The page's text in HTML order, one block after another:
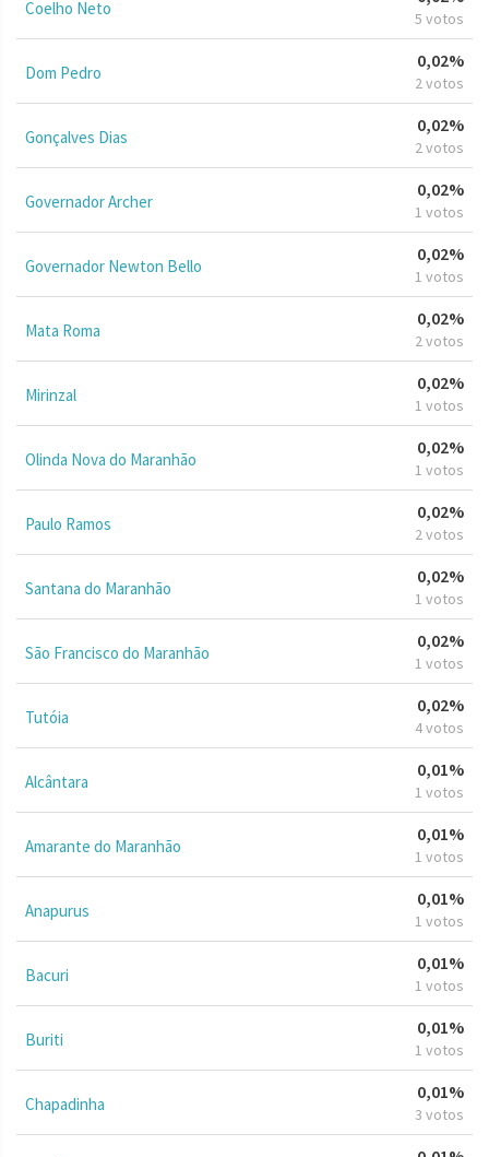
Coelho Neto 5 votos
Dom Pedro
0,02%
2 votos
Gonçalves Dias
0,02%
2 votos
Governador Archer
0,02%
1 votos
Governador Newton Bello
0,02%
1 votos
Mata Roma
0,02%
2 votos
Mirinzal
0,02%
1 votos
Olinda Nova do Maranhão
0,02%
1 votos
Paulo Ramos
0,02%
2 votos
Santana do Maranhão
0,02%
1 votos
São Francisco do Maranhão
0,02%
1 votos
Tutóia
0,02%
4 votos
Alcântara
0,01%
1 votos
Amarante do Maranhão
0,01%
1 votos
Anapurus
0,01%
1 votos
Bacuri
0,01%
1 votos
Buriti
0,01%
1 votos
Chapadinha
0,01%
3 votos